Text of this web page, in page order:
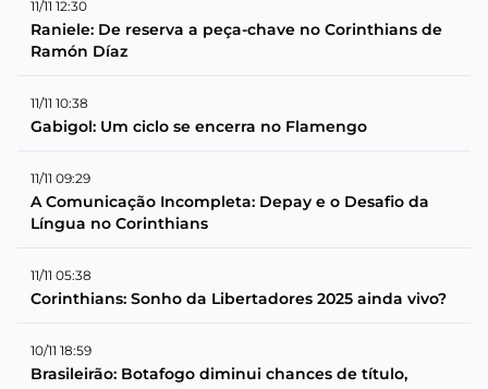
11/11 12:30
Raniele: De reserva a peça-chave no Corinthians de
Ramón Díaz
11/11 10:38
Gabigol: Um ciclo se encerra no Flamengo
11/11 09:29
A Comunicação Incompleta: Depay e o Desafio da
Língua no Corinthians
11/11 05:38
Corinthians: Sonho da Libertadores 2025 ainda vivo?
10/11 18:59
Brasileirão: Botafogo diminui chances de título,